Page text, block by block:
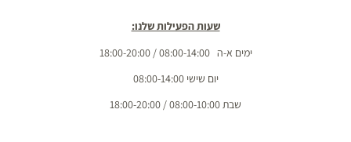
שעות הפעילות שלנו:
ימים א-ה 08:00-14:00 / 18:00-20:00
יום שישי 08:00-14:00
שבת 08:00-10:00 / 18:00-20:00